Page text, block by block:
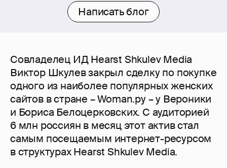
Написать блог
Совладелец ИД Hearst Shkulev Media
Виктор Шкулев закрыл сделку по покупке
одного из наиболее популярных женских
сайтов в стране – Woman.ру – у Вероники
и Бориса Белоцерковских. С аудиторией
6 млн россиян в месяц этот актив стал
самым посещаемым интернет-ресурсом
в структурах Hearst Shkulev Media.